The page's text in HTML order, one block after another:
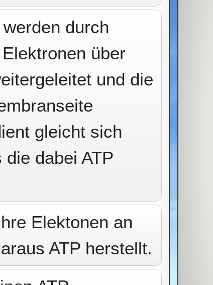
durch
über
und die
gleicht sich
dabei ATP
Elektonen an
ATP herstellt.